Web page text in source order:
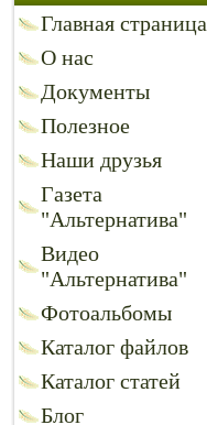
Главная страница
О нас
Документы
Полезное
Наши друзья
Газета
"Альтернатива"
Видео
"Альтернатива"
Фотоальбомы
Каталог файлов
Каталог статей
Блог